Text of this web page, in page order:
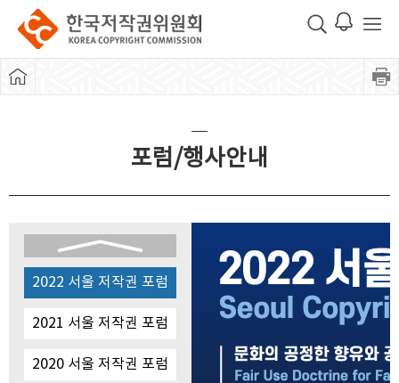
포럼/행사안내
2022 서울 저작권 포럼
2021 서울 저작권 포럼
2020 서울 저작권 포럼